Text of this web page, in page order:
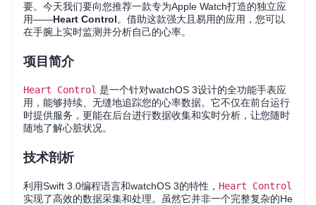
要。今天我们要向您推荐一款专为Apple Watch打造的独立应
用——Heart Control。借助这款强大且易用的应用，您可以
在手腕上实时监测并分析自己的心率。
项目简介
Heart Control 是一个针对watchOS 3设计的全功能手表应
用，能够持续、无缝地追踪您的心率数据。它不仅在前台运行
时提供服务，更能在后台进行数据收集和实时分析，让您随时
随地了解心脏状况。
技术剖析
利用Swift 3.0编程语言和watchOS 3的特性， Heart Control
实现了高效的数据采集和处理。虽然它并非一个完整复杂的He